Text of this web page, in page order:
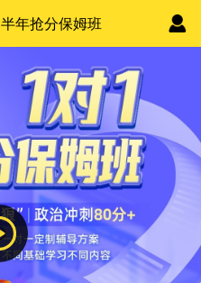
年抢分保姆班